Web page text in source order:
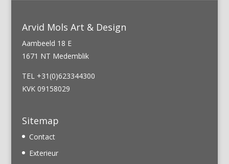
Arvid Mols Art & Design
Aambeeld 18 E
1671 NT Medemblik
TEL +31(0)623344300
KVK 09158029
Sitemap
Contact
Exterieur